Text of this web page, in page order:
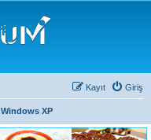
Giriş
Kayıt
Windows XP